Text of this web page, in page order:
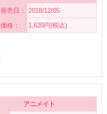
発売日：
2018/12/05
価格：
1,620円(税込)
アニメイト